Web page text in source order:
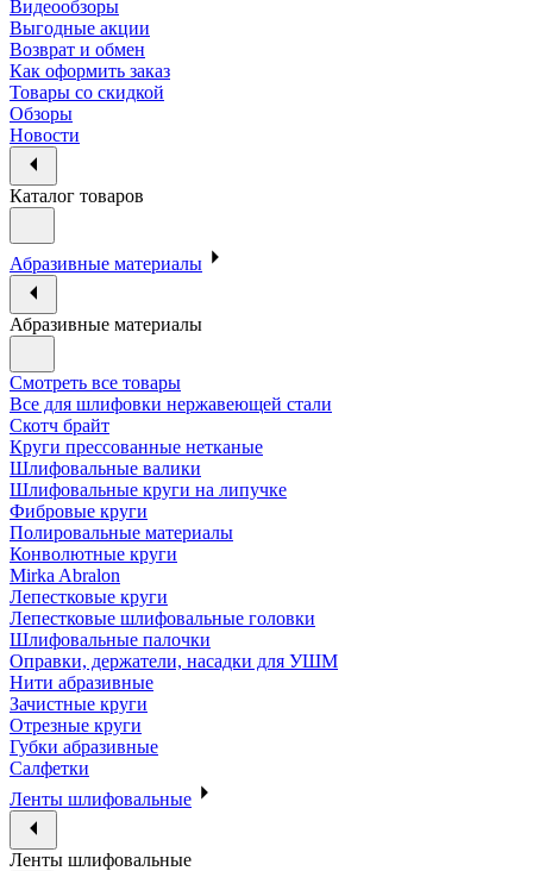
Видеообзоры
Выгодные акции
Возврат и обмен
Как оформить заказ
Товары со скидкой
Обзоры
Новости
Каталог товаров
Абразивные материалы
Абразивные материалы
Смотреть все товары
Все для шлифовки нержавеющей стали
Скотч брайт
Круги прессованные нетканые
Шлифовальные валики
Шлифовальные круги на липучке
Фибровые круги
Полировальные материалы
Конволютные круги
Mirka Abralon
Лепестковые круги
Лепестковые шлифовальные головки
Шлифовальные палочки
Оправки, держатели, насадки для УШМ
Нити абразивные
Зачистные круги
Отрезные круги
Губки абразивные
Салфетки
Ленты шлифовальные
Ленты шлифовальные